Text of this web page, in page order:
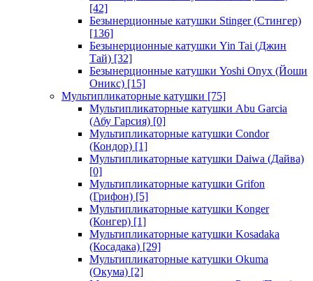
[42]
Безынерционные катушки Stinger (Стингер)
[136]
Безынерционные катушки Yin Tai (Джин
Тай) [32]
Безынерционные катушки Yoshi Onyx (Йоши
Оникс) [15]
Мультипликаторные катушки [75]
Мультипликаторные катушки Abu Garcia
(Абу Гарсия) [0]
Мультипликаторные катушки Condor
(Кондор) [1]
Мультипликаторные катушки Daiwa (Дайва)
[0]
Мультипликаторные катушки Grifon
(Грифон) [5]
Мультипликаторные катушки Konger
(Конгер) [1]
Мультипликаторные катушки Kosadaka
(Косадака) [29]
Мультипликаторные катушки Okuma
(Окума) [2]